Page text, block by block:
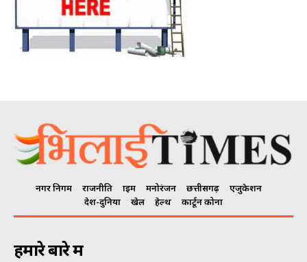
नगर निगम राजनीति क्राइम मनोरंजन छत्तीसगढ़
एजुकेशन
देश-दुनिया
खेल हेल्थ कार्टून कोना
हमारे बारे में